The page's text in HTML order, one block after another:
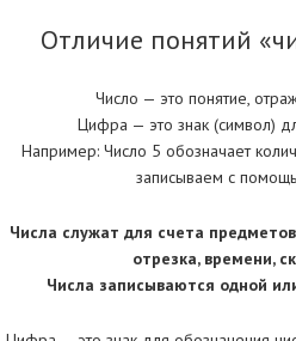
Отличие понятий
Число — это понятие,
Цифра — это знак (символ)
Например: Число 5 обозначает
записываем с
Числа служат для счета
отрезка, времени,
Числа записываются одной